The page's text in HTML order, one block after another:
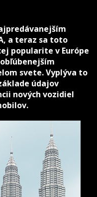
a teraz sa toto
popularite v Európe
svete. Vyplýva to
údajov
nových vozidiel